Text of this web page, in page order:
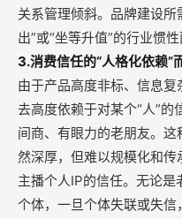
关系管理倾斜。品牌建设
出”或“坐等升值”的行业惯性
3.消费信任的“人格化依赖”
由于产品高度非标、信息
去高度依赖于对某个“人”
间商、有眼力的老朋友。这
然深厚，但难以规模化和
主播个人IP的信任。无论
个体，一旦个体失联或失